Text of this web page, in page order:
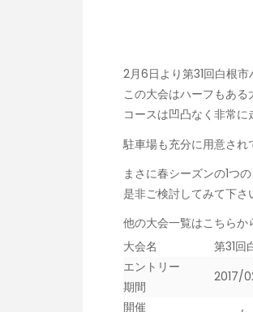
2月6日より第31回白根
この大会はハーフもある
コースは凹凸なく非常に
駐車場も充分に用意され
まさに春シーズンの1つ
是非ご検討してみて下さ
他の大会一覧はこちらか
大会名
第31回
エントリー
期間
2017/
開催